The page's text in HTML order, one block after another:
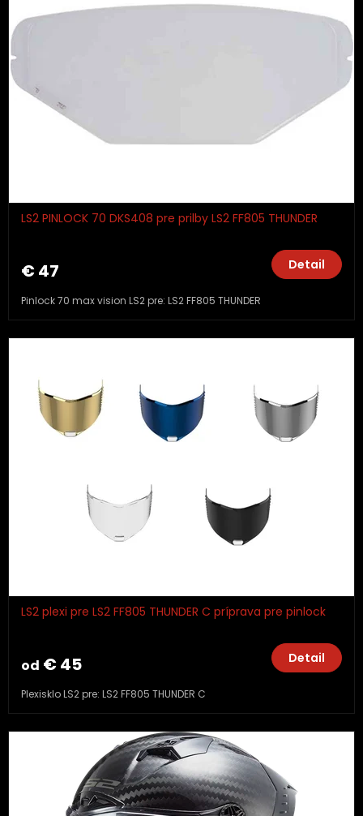
LS2 PINLOCK 70 DKS408 pre prilby LS2 FF805 THUNDER
€ 47 Detail
Pinlock 70 max vision LS2 pre: LS2 FF805 THUNDER
LS2 plexi pre LS2 FF805 THUNDER C príprava pre pinlock
od € 45 Detail
Plexisklo LS2 pre: LS2 FF805 THUNDER C